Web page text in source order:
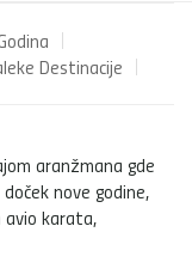
Destinacije
aranžmana gde
nove godine,
avio karata,